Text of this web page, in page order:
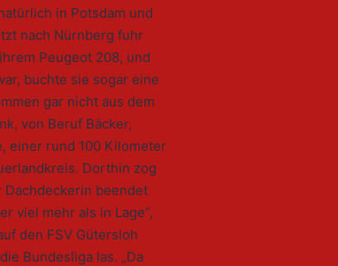
in Potsdam und
nach Nürnberg fuhr
Peugeot 208, und
buchte sie sogar eine
gar nicht aus dem
von Beruf Bäcker,
einer rund 100 Kilometer
Dorthin zog
Dachdeckerin beendet
viel mehr als in Lage“,
den FSV Gütersloh
Bundesliga las. „Da